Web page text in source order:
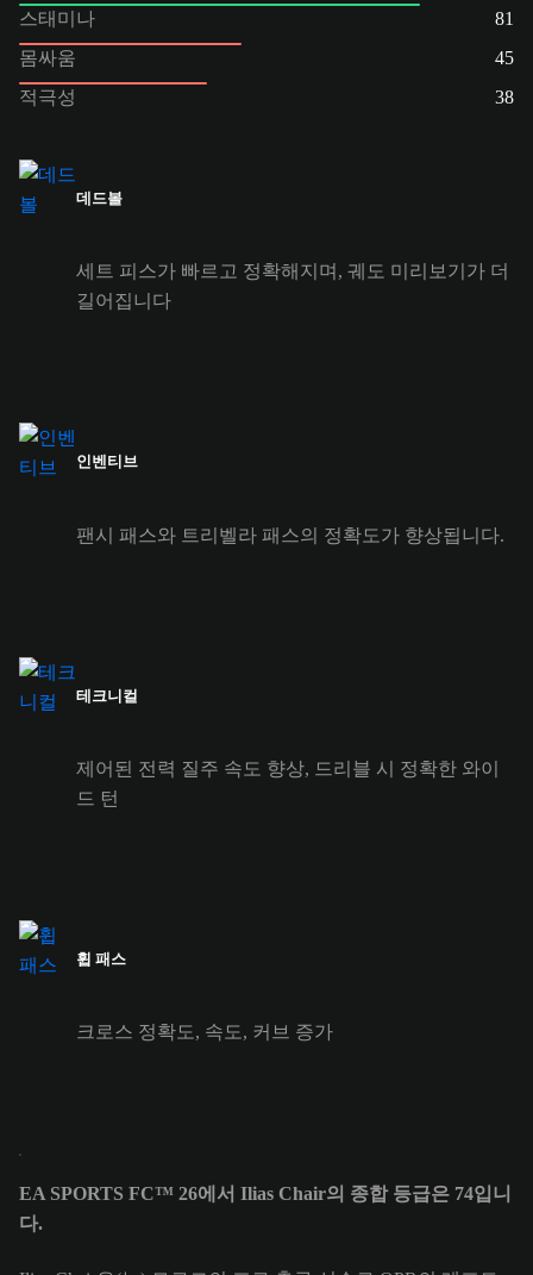
스태미나
81
몸싸움
45
적극성
38
데드볼
세트 피스가 빠르고 정확해지며, 궤도 미리보기가 더
길어집니다
인벤티브
팬시 패스와 트리벨라 패스의 정확도가 향상됩니다.
테크니컬
제어된 전력 질주 속도 향상, 드리블 시 정확한 와이
드 턴
휩 패스
크로스 정확도, 속도, 커브 증가
EA SPORTS FC™ 26에서 Ilias Chair의 종합 등급은 74입니
다.